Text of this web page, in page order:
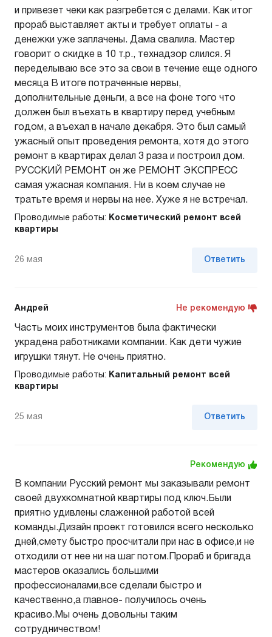
и привезет чеки как разгребется с делами. Как итог
прораб выставляет акты и требует оплаты - а
денежки уже заплачены. Дама свалила. Мастер
говорит о скидке в 10 т.р., технадзор слился. Я
переделываю все это за свои в течение еще одного
месяца В итоге потраченные нервы,
дополнительные деньги, а все на фоне того что
должен был въехать в квартиру перед учебным
годом, а въехал в начале декабря. Это был самый
ужасный опыт проведения ремонта, хотя до этого
ремонт в квартирах делал 3 раза и построил дом.
РУССКИЙ РЕМОНТ он же РЕМОНТ ЭКСПРЕСС
самая ужасная компания. Ни в коем случае не
тратьте время и нервы на нее. Хуже я не встречал.
Проводимые работы:
Косметический ремонт всей
квартиры
26 мая Ответить
Андрей Не рекомендую
Часть моих инструментов была фактически
украдена работниками компании. Как дети чужие
игрушки тянут. Не очень приятно.
Проводимые работы:
Капитальный ремонт всей
квартиры
25 мая Ответить
Рекомендую
В компании Русский ремонт мы заказывали ремонт
своей двухкомнатной квартиры под ключ.Были
приятно удивлены слаженной работой всей
команды.Дизайн проект готовился всего несколько
дней,смету быстро просчитали при нас в офисе,и не
отходили от нее ни на шаг потом.Прораб и бригада
мастеров оказались большими
профессионалами,все сделали быстро и
качественно,а главное- получилось очень
красиво.Мы очень довольны таким
сотрудничеством!